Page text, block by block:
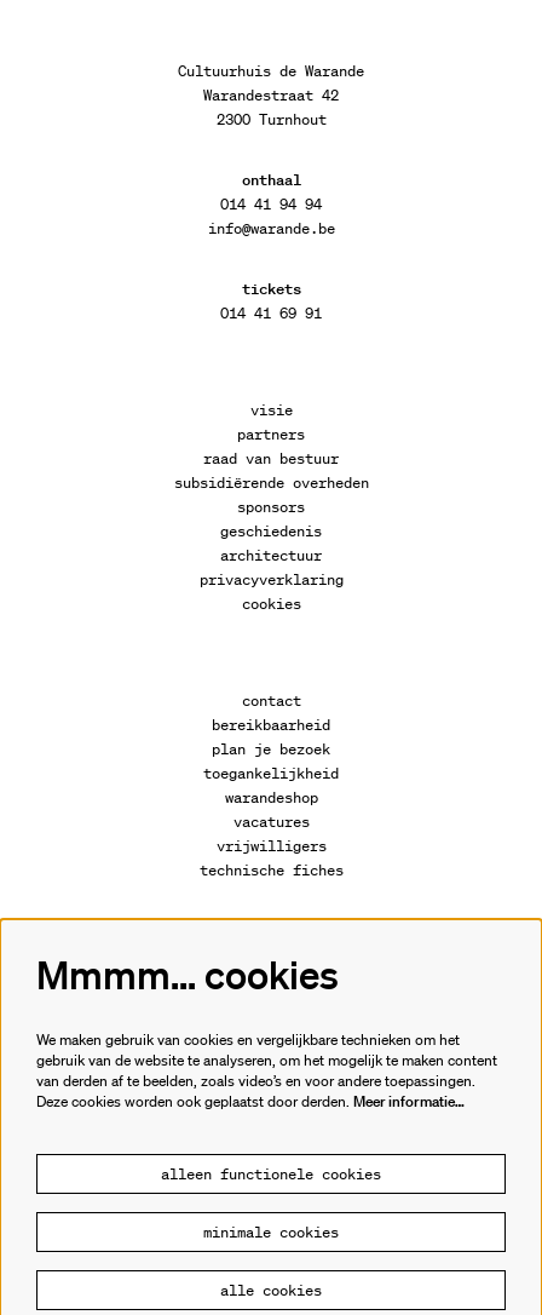
Cultuurhuis de Warande
Warandestraat 42
2300 Turnhout
onthaal
014 41 94 94
info@warande.be
tickets
014 41 69 91
visie
partners
raad van bestuur
subsidiërende overheden
sponsors
geschiedenis
architectuur
privacyverklaring
cookies
contact
bereikbaarheid
plan je bezoek
toegankelijkheid
warandeshop
vacatures
vrijwilligers
technische fiches
Volg ons
Meld je aan voor de nieuwsbrief.
© Cultuurhuis de Warande
Powered byCultureSuite
Mmmm... cookies
We maken gebruik van cookies en vergelijkbare technieken om het
gebruik van de website te analyseren, om het mogelijk te maken content
van derden af te beelden, zoals video’s en voor andere toepassingen.
Deze cookies worden ook geplaatst door derden. Meer informatie…
alleen functionele cookies
minimale cookies
alle cookies